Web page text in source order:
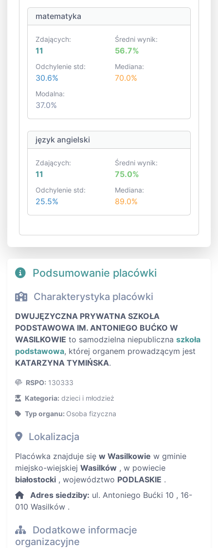
matematyka
Zdających:
11
Średni wynik:
56.7%
Odchylenie std:
30.6%
Mediana:
70.0%
Modalna:
37.0%
język angielski
Zdających:
11
Średni wynik:
75.0%
Odchylenie std:
25.5%
Mediana:
89.0%
Podsumowanie placówki
Charakterystyka placówki
DWUJĘZYCZNA PRYWATNA SZKOŁA
PODSTAWOWA IM. ANTONIEGO BUĆKO W
WASILKOWIE to samodzielna niepubliczna szkoła
podstawowa, której organem prowadzącym jest
KATARZYNA TYMIŃSKA.
RSPO: 130333
Kategoria: dzieci i młodzież
Typ organu: Osoba fizyczna
Lokalizacja
Placówka znajduje się w Wasilkowie w gminie
miejsko-wiejskiej Wasilków , w powiecie
białostocki , województwo PODLASKIE .
Adres siedziby: ul. Antoniego Bućki 10 , 16-
010 Wasilków .
Dodatkowe informacje
organizacyjne